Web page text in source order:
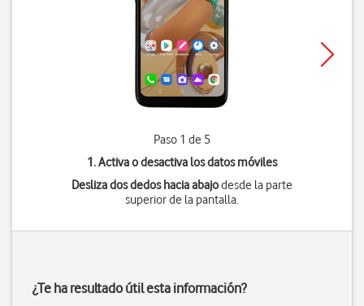
Paso 1 de 5
1. Activa o desactiva los datos móviles
Desliza dos dedos hacia abajodesde la parte
superior de la pantalla.
¿Te ha resultado útil esta información?